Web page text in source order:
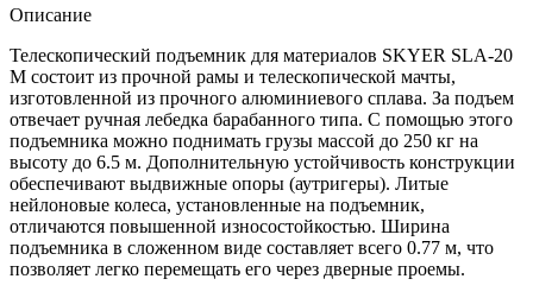
Описание
Телескопический подъемник для материалов SKYER SLA-20
M состоит из прочной рамы и телескопической мачты,
изготовленной из прочного алюминиевого сплава. За подъем
отвечает ручная лебедка барабанного типа. С помощью этого
подъемника можно поднимать грузы массой до 250 кг на
высоту до 6.5 м. Дополнительную устойчивость конструкции
обеспечивают выдвижные опоры (аутригеры). Литые
нейлоновые колеса, установленные на подъемник,
отличаются повышенной износостойкостью. Ширина
подъемника в сложенном виде составляет всего 0.77 м, что
позволяет легко перемещать его через дверные проемы.